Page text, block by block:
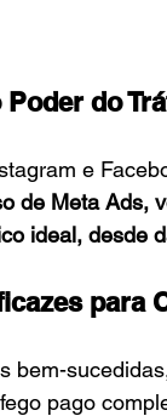
Poder do
e
de Meta Ads,
ideal, desde
para
bem-
pago